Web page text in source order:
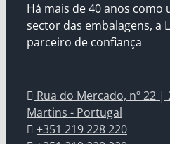
Há mais de 40 anos como
sector das embalagens, a
parceiro de confiança
Rua do Mercado, nº 22 |
Martins - Portugal
+351 219 228 220